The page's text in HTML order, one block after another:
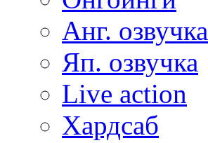
Анг. озвучка
Яп. озвучка
Live action
Хардсаб